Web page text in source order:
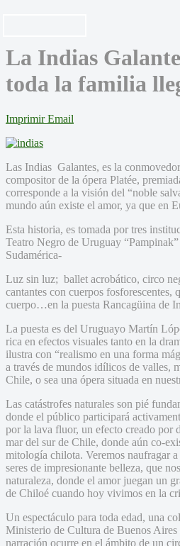
La Indias
toda la familia
Imprimir Email
Las Indias Galantes, es la
compositor de la ópera Platée,
corresponde a la visión del “noble
mundo aún existe el amor, ya que en
Esta historia, es tomada por tres
Teatro Negro de Uruguay
Sudamérica-
Luz sin luz; ballet acrobático, circo
cantantes con cuerpos fosforescentes,
cuerpo…en la puesta Rancagüina de
La puesta es del Uruguayo Martín
rica en efectos visuales tanto en la
ilustra con “realismo en una forma
a través de mundos idílicos de valles,
Chile, o sea una ópera situada en
Las catástrofes naturales son pié
donde el público participará
por la lava fluor, un efecto creado por
mar del sur de Chile, donde aún co-
mitología chilota. Veremos naufragar
seres de impresionante belleza, que
naturaleza, donde el amor juegan un
de Chiloé cuando hoy vivimos en la
Un espectáculo para toda edad, una
Ministerio de Cultura de Buenos
narración ocurre en el ámbito de un